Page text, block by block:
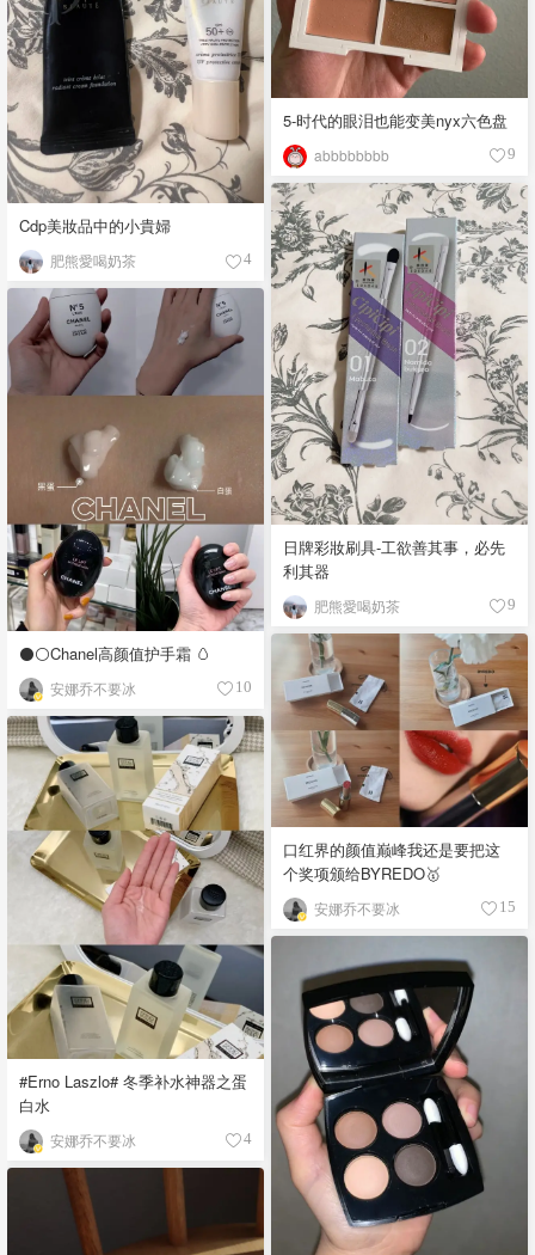
5-时代的眼泪也能变美nyx六色盘
abbbbbbbb 9
Cdp美妝品中的小貴婦
肥熊愛喝奶茶 4
日牌彩妝刷具-工欲善其事，必先
利其器
肥熊愛喝奶茶 9
⚫️⚪️Chanel高颜值护手霜 🥚
安娜乔不要冰 10
口红界的颜值巅峰我还是要把这
个奖项颁给BYREDO🥇
安娜乔不要冰 15
#Erno Laszlo# 冬季补水神器之蛋
白水
安娜乔不要冰 4